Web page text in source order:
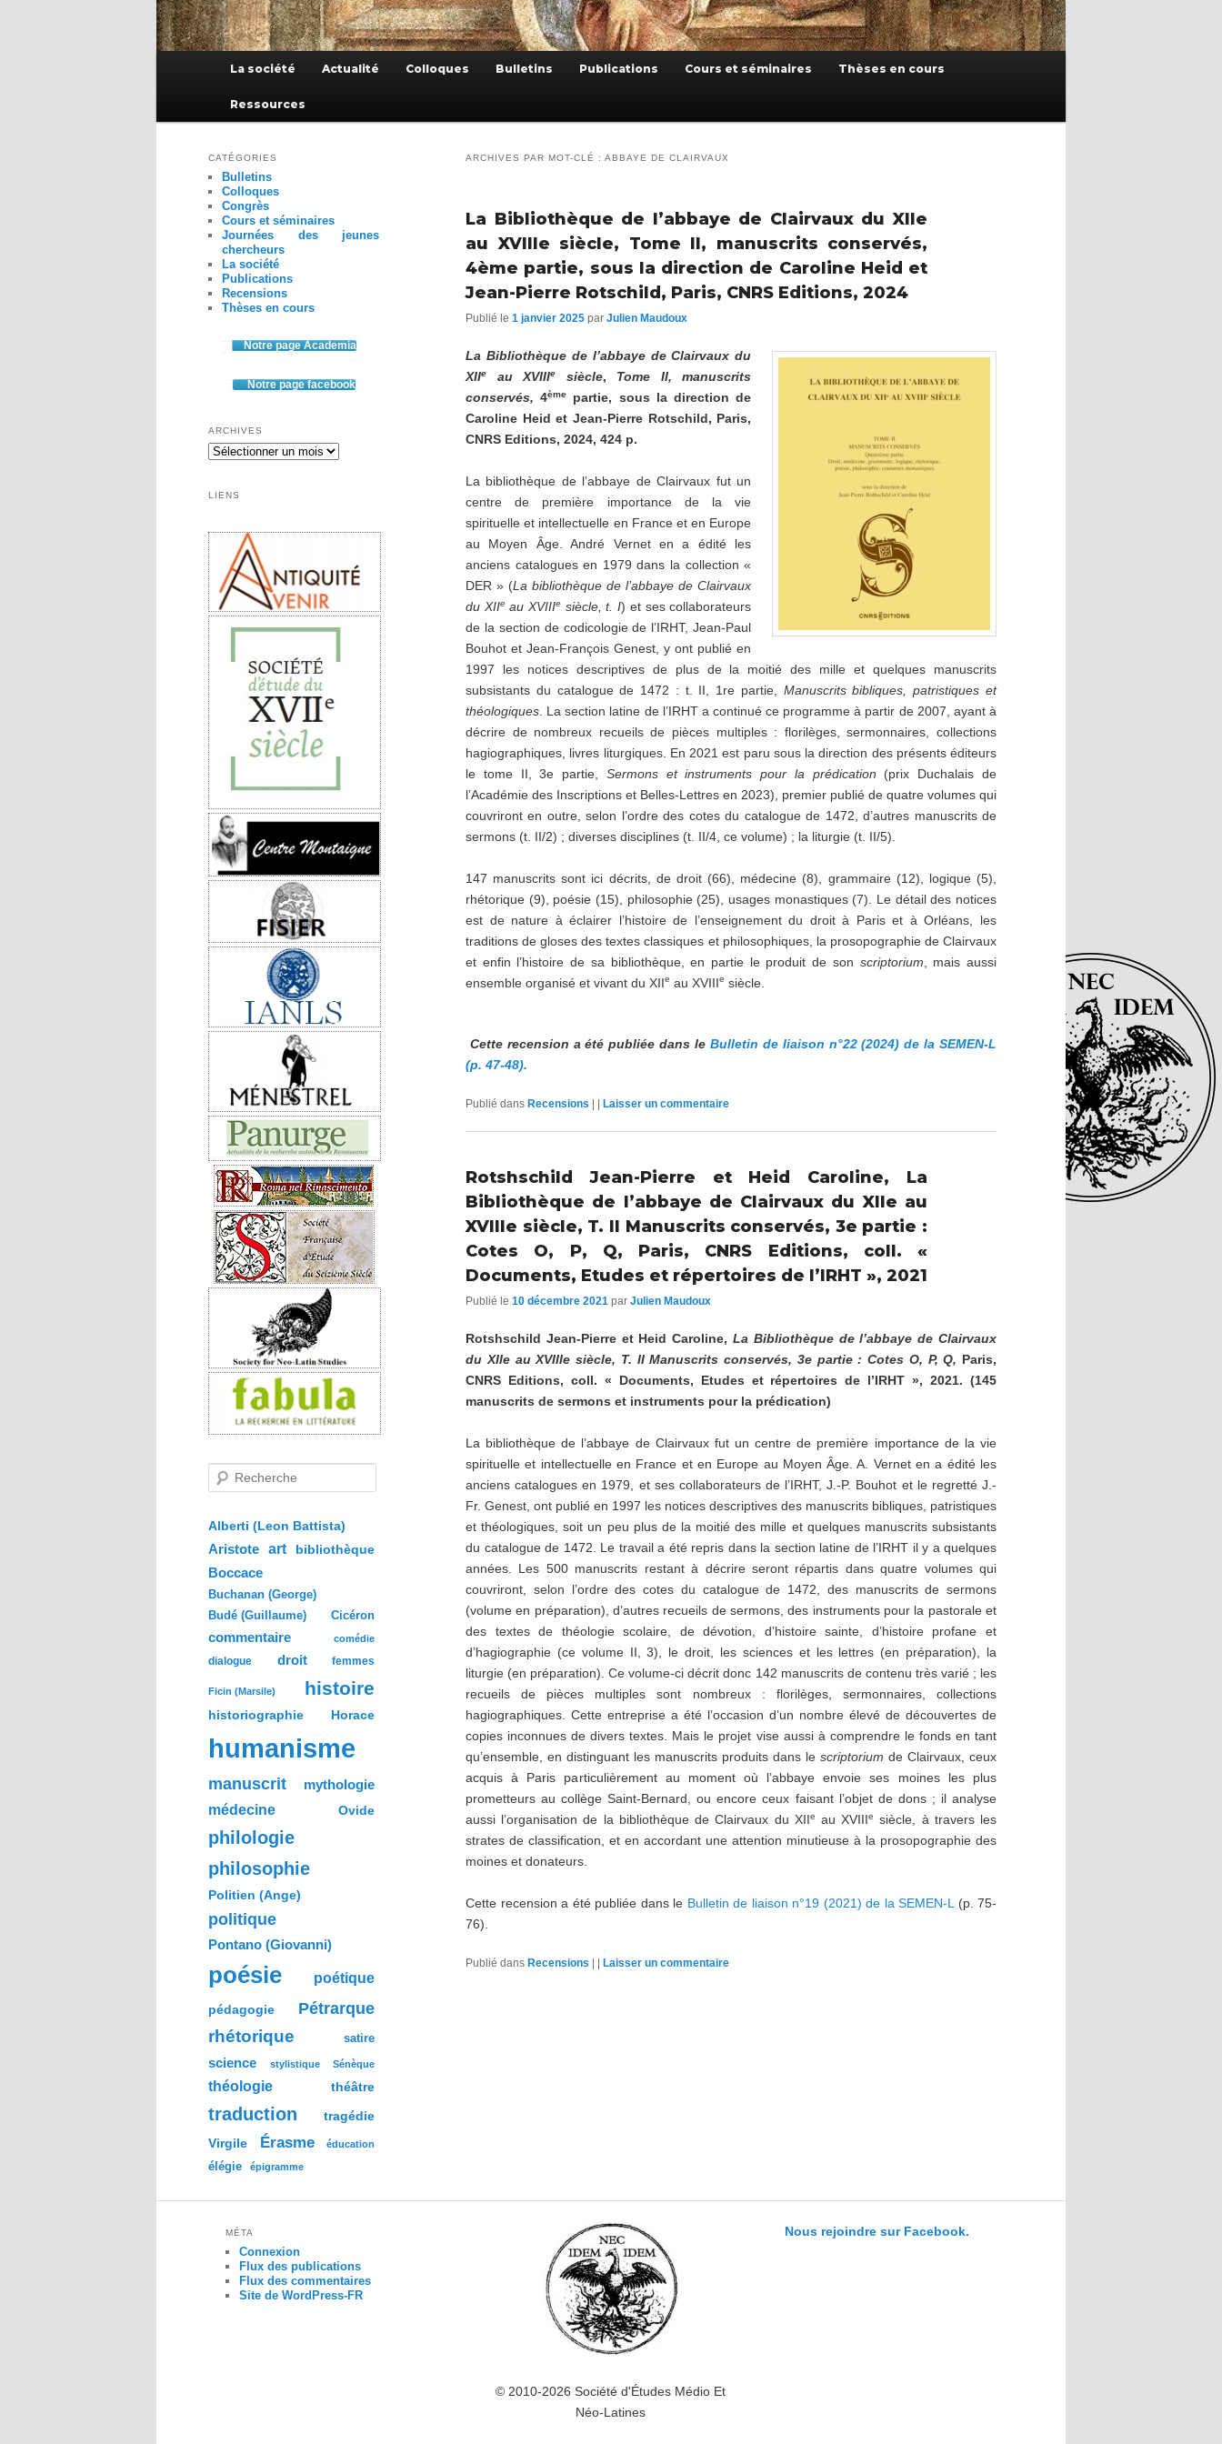
La société Actualité Colloques Bulletins Publications Cours et séminaires Thèses en cours
Ressources
ARCHIVES PAR MOT-CLÉ : ABBAYE DE CLAIRVAUX
La Bibliothèque de l’abbaye de Clairvaux du XIIe
au XVIIIe siècle, Tome II, manuscrits conservés,
4ème partie, sous la direction de Caroline Heid et
Jean-Pierre Rotschild, Paris, CNRS Editions, 2024
Publié le 1 janvier 2025 par Julien Maudoux
La Bibliothèque de l’abbaye de Clairvaux du
XIIe au XVIIIe siècle, Tome II, manuscrits
conservés,4ème
partie, sous la direction de
Caroline Heid et Jean-Pierre Rotschild, Paris,
CNRS Editions, 2024, 424 p.
La bibliothèque de l’abbaye de Clairvaux fut un
centre de première importance de la vie
spirituelle et intellectuelle en France et en Europe
au Moyen Âge. André Vernet en a édité les
anciens catalogues en 1979 dans la collection «
DER » (La bibliothèque de l’abbaye de Clairvaux
du XIIeau XVIIIe siècle, t. I) et ses collaborateurs
de la section de codicologie de l’IRHT, Jean-Paul
Bouhot et Jean-François Genest, y ont publié en
1997 les notices descriptives de plus de la moitié des mille et quelques manuscrits
subsistants du catalogue de 1472 : t. II, 1re partie, Manuscrits bibliques, patristiques et
théologiques . La section latine de l’IRHT a continué ce programme à partir de 2007, ayant à
décrire de nombreux recueils de pièces multiples : florilèges, sermonnaires, collections
hagiographiques, livres liturgiques. En 2021 est paru sous la direction des présents éditeurs
le tome II, 3e partie, Sermons et instruments pour la prédication (prix Duchalais de
l’Académie des Inscriptions et Belles-Lettres en 2023), premier publié de quatre volumes qui
couvriront en outre, selon l’ordre des cotes du catalogue de 1472, d’autres manuscrits de
sermons (t. II/2) ; diverses disciplines (t. II/4, ce volume) ; la liturgie (t. II/5).
147 manuscrits sont ici décrits, de droit (66), médecine (8), grammaire (12), logique (5),
rhétorique (9), poésie (15), philosophie (25), usages monastiques (7). Le détail des notices
est de nature à éclairer l’histoire de l’enseignement du droit à Paris et à Orléans, les
traditions de gloses des textes classiques et philosophiques, la prosopographie de Clairvaux
et enfin l’histoire de sa bibliothèque, en partie le produit de son scriptorium , mais aussi
ensemble organisé et vivant du XIIe au XVIIIe siècle.
Cette recension a été publiée dans le Bulletin de liaison n°22 (2024) de la SEMEN-L
(p. 47-48).
Publié dans Recensions Laisser un commentaire
Rotshschild Jean-Pierre et Heid Caroline, La
Bibliothèque de l’abbaye de Clairvaux du XIIe au
XVIIIe siècle, T. II Manuscrits conservés, 3e partie :
Cotes O, P, Q, Paris, CNRS Editions, coll. «
Documents, Etudes et répertoires de l’IRHT », 2021
Publié le 10 décembre 2021 par Julien Maudoux
Rotshschild Jean-Pierre et Heid Caroline, La Bibliothèque de l’abbaye de Clairvaux
du XIIe au XVIIIe siècle, T. II Manuscrits conservés, 3e partie : Cotes O, P, Q, Paris,
CNRS Editions, coll. « Documents, Etudes et répertoires de l’IRHT », 2021. (145
manuscrits de sermons et instruments pour la prédication)
La bibliothèque de l’abbaye de Clairvaux fut un centre de première importance de la vie
spirituelle et intellectuelle en France et en Europe au Moyen Âge. A. Vernet en a édité les
anciens catalogues en 1979, et ses collaborateurs de l’IRHT, J.-P. Bouhot et le regretté J.-
Fr. Genest, ont publié en 1997 les notices descriptives des manuscrits bibliques, patristiques
et théologiques, soit un peu plus de la moitié des mille et quelques manuscrits subsistants
du catalogue de 1472. Le travail a été repris dans la section latine de l’IRHT il y a quelques
années. Les 500 manuscrits restant à décrire seront répartis dans quatre volumes qui
couvriront, selon l’ordre des cotes du catalogue de 1472, des manuscrits de sermons
(volume en préparation), d’autres recueils de sermons, des instruments pour la pastorale et
des textes de théologie scolaire, de dévotion, d’histoire sainte, d’histoire profane et
d’hagiographie (ce volume II, 3), le droit, les sciences et les lettres (en préparation), la
liturgie (en préparation). Ce volume-ci décrit donc 142 manuscrits de contenu très varié ; les
recueils de pièces multiples sont nombreux : florilèges, sermonnaires, collections
hagiographiques. Cette entreprise a été l’occasion d’un nombre élevé de découvertes de
copies inconnues de divers textes. Mais le projet vise aussi à comprendre le fonds en tant
qu’ensemble, en distinguant les manuscrits produits dans le scriptorium de Clairvaux, ceux
acquis à Paris particulièrement au moment où l’abbaye envoie ses moines les plus
prometteurs au collège Saint-Bernard, ou encore ceux faisant l’objet de dons ; il analyse
aussi l’organisation de la bibliothèque de Clairvaux du XIIe au XVIIIe
siècle, à travers les
strates de classification, et en accordant une attention minutieuse à la prosopographie des
moines et donateurs.
Cette recension a été publiée dans le Bulletin de liaison n°19 (2021) de la SEMEN-L
(p. 75-
76).
Publié dans Recensions Laisser un commentaire
CATÉGORIES
Bulletins
Colloques
Congrès
Cours et séminaires
Journées des jeunes
chercheurs
La société
Publications
Recensions
Thèses en cours
Notre page Academia
Notre page facebook
ARCHIVES
Archives
LIENS
c
e
c
e
Alberti (Leon Battista)
Aristote art bibliothèque
Boccace
Buchanan (George)
Budé (Guillaume) Cicéron
commentaire comédie
dialogue droit femmes
Ficin (Marsile) histoire
historiographie Horace
humanisme
manuscrit
mythologie
médecine
Ovide
philologie
philosophie
Politien (Ange)
politique
Pontano (Giovanni)
poésie poétique
pédagogie Pétrarque
rhétorique satire
science stylistique Sénèque
théologie théâtre
traduction
tragédie
Virgile
Érasme éducation
élégie épigramme
MÉTA
Connexion
Flux des publications
Flux des commentaires
Site de WordPress-FR
© 2010-2026 Société d'Études Médio Et
Néo-Latines
Nous rejoindre sur Facebook.